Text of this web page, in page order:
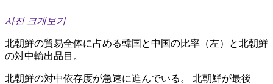
사진 크게보기
北朝鮮の貿易全体に占める韓国と中国の比率（左）と北朝鮮
の対中輸出品目。
北朝鮮の対中依存度が急速に進んでいる。 北朝鮮が最後